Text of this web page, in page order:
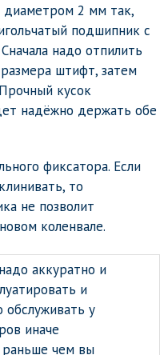
диаметром 2 мм так,
подшипник с
надо отпилить
штифт, затем
кусок
надёжно держать обе
фиксатора. Если
то
не позволит
коленвале.
аккуратно и
и
обслуживать у
иначе
раньше чем вы